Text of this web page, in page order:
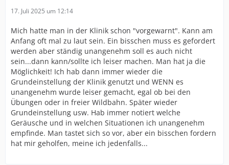
17. Juli 2025 um 12:14
Mich hatte man in der Klinik schon "vorgewarnt". Kann am
Anfang oft mal zu laut sein. Ein bisschen muss es gefordert
werden aber ständig unangenehm soll es auch nicht
sein...dann kann/sollte ich leiser machen. Man hat ja die
Möglichkeit! Ich hab dann immer wieder die
Grundeinstellung der Klinik genutzt und WENN es
unangenehm wurde leiser gemacht, egal ob bei den
Übungen oder in freier Wildbahn. Später wieder
Grundeinstellung usw. Hab immer notiert welche
Geräusche und in welchen Situationen ich unangenehm
empfinde. Man tastet sich so vor, aber ein bisschen fordern
hat mir geholfen, meine ich jedenfalls...